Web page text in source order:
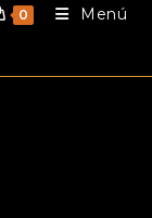
0 Menú